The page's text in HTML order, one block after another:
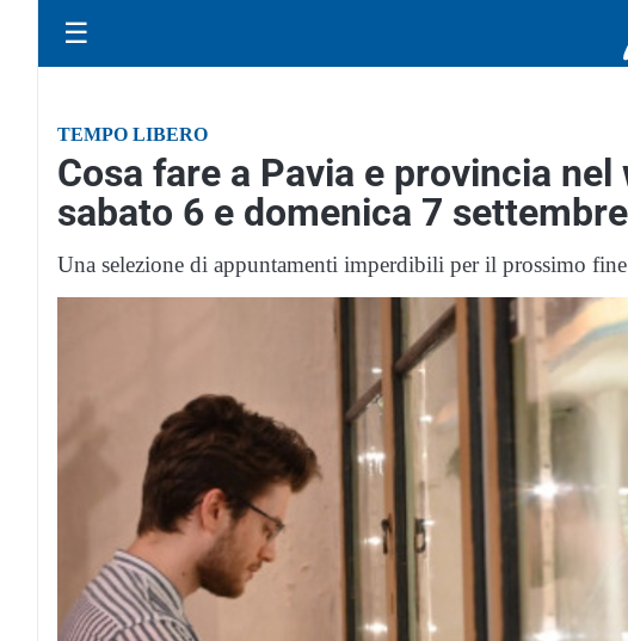
☰
TEMPO LIBERO
Cosa fare a Pavia e provincia
sabato 6 e domenica 7
Una selezione di appuntamenti imperdibili per il prossimo fine